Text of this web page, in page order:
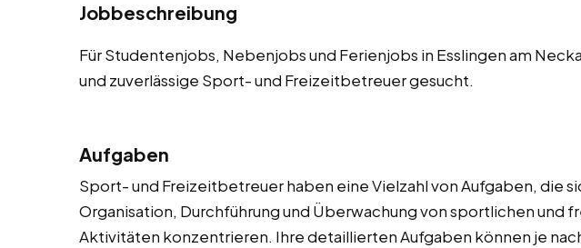
Jobbeschreibung
Für Studentenjobs, Nebenjobs und Ferienjobs in Esslingen am
und zuverlässige Sport- und Freizeitbetreuer gesucht.
Aufgaben
Sport- und Freizeitbetreuer haben eine Vielzahl von Aufgaben, die
Organisation, Durchführung und Überwachung von sportlichen und
Aktivitäten konzentrieren. Ihre detaillierten Aufgaben können je